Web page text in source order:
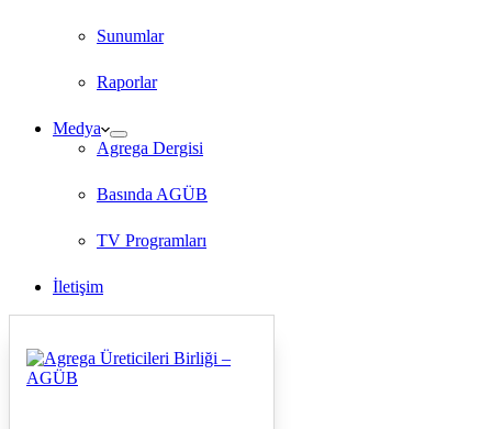
Sunumlar
Raporlar
Medya
Agrega Dergisi
Basında AGÜB
TV Programları
İletişim